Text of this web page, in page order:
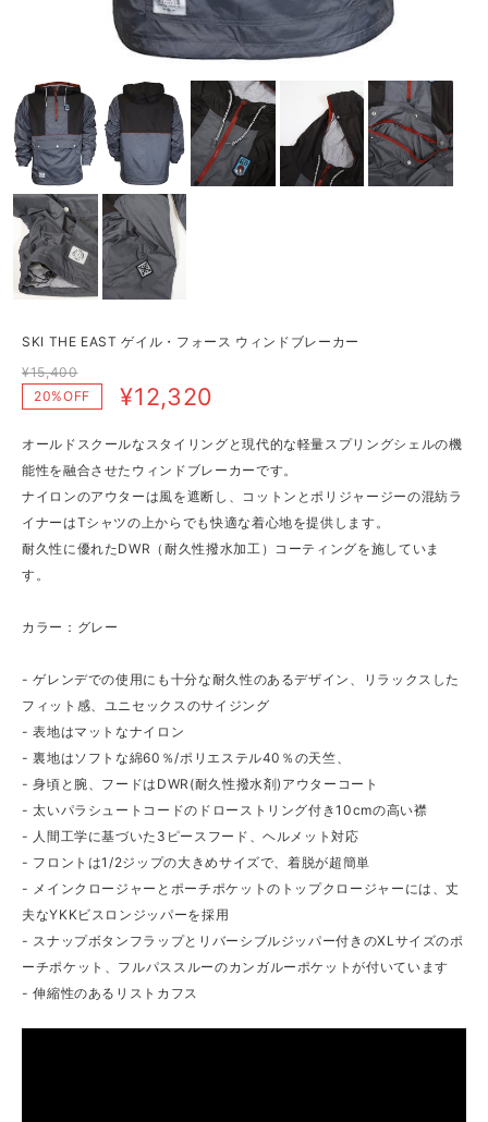
SKI THE EAST ゲイル・フォース ウィンドブレーカー
¥15,400
20%OFF
¥12,320
オールドスクールなスタイリングと現代的な軽量スプリングシェルの機
能性を融合させたウィンドブレーカーです。
ナイロンのアウターは風を遮断し、コットンとポリジャージーの混紡ラ
イナーはTシャツの上からでも快適な着心地を提供します。
耐久性に優れたDWR（耐久性撥水加工）コーティングを施していま
す。
カラー：グレー
- ゲレンデでの使用にも十分な耐久性のあるデザイン、リラックスした
フィット感、ユニセックスのサイジング
- 表地はマットなナイロン
- 裏地はソフトな綿60％/ポリエステル40％の天竺、
- 身頃と腕、フードはDWR(耐久性撥水剤)アウターコート
- 太いパラシュートコードのドローストリング付き10cmの高い襟
- 人間工学に基づいた3ピースフード、ヘルメット対応
- フロントは1/2ジップの大きめサイズで、着脱が超簡単
- メインクロージャーとポーチポケットのトップクロージャーには、丈
夫なYKKビスロンジッパーを採用
- スナップボタンフラップとリバーシブルジッパー付きのXLサイズのポ
ーチポケット、フルパススルーのカンガルーポケットが付いています
- 伸縮性のあるリストカフス